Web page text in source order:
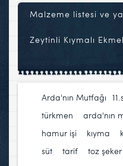
Malzeme listesi ve
Zeytinli Kıymalı
Arda'nın Mutfağı
türkmen
arda'nın
hamur işi
kıyma
süt
tarif toz şeker